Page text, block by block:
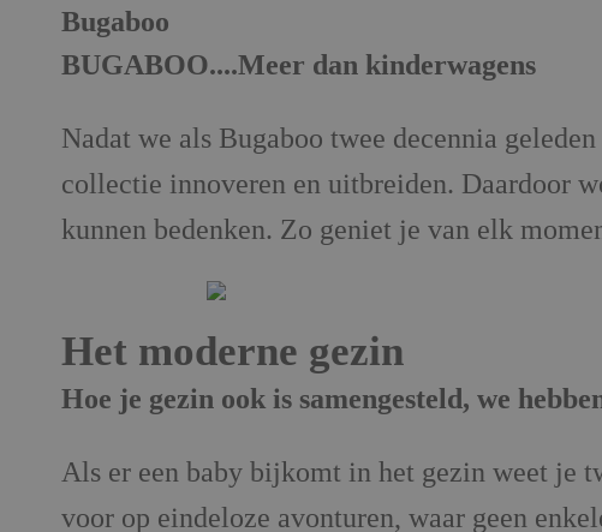
Bugaboo
BUGABOO....Meer dan kinderwagens
Nadat we als Bugaboo twee decennia
collectie innoveren en uitbreiden. Daardoor
kunnen bedenken. Zo geniet je van elk
Het moderne gezin
Hoe je gezin ook is samengesteld, we
Als er een baby bijkomt in het gezin weet je
voor op eindeloze avonturen, waar geen